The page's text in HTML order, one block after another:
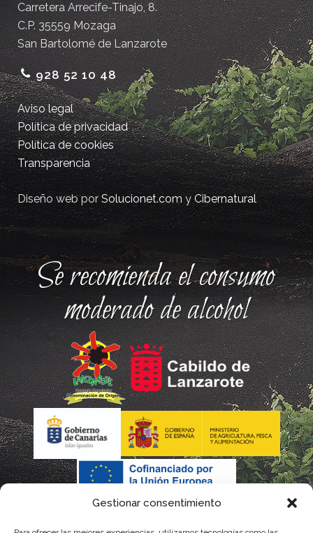
Gestionar consentimiento
Carretera Arrecife-Tinajo, 8.
C.P. 35559 Mozaga
San Bartolomé de Lanzarote
928 52 10 48
Aviso legal
Política de privacidad
Política de cookies
Transparencia
Diseño web porSolucionet.comyCibernatural
Se recomienda el consumo
moderado de alcohol